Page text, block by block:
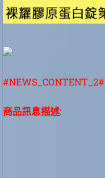
#NEWS_CONTENT_2#
商品訊息描述: